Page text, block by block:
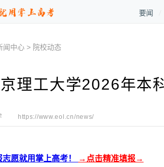
要闻
闻中心 > 院校动态
理工大学2026年本
https://www.eol.cn/news/
愿就用掌上高考！ →点击精准填报→